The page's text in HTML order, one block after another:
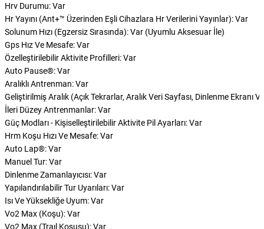
Hrv Durumu: Var
Hr Yayını (Ant+™ Üzerinden Eşli Cihazlara Hr Verilerini Yayınlar): Var
Solunum Hızı (Egzersiz Sırasında): Var (Uyumlu Aksesuar İle)
Gps Hız Ve Mesafe: Var
Özelleştirilebilir Aktivite Profilleri: Var
Auto Pause®: Var
Aralıklı Antrenman: Var
Geliştirilmiş Aralık (Açık Tekrarlar, Aralık Veri Sayfası, Dinlenme Ekranı
İleri Düzey Antrenmanlar: Var
Güç Modları - Kişiselleştirilebilir Aktivite Pil Ayarları: Var
Hrm Koşu Hızı Ve Mesafe: Var
Auto Lap®: Var
Manuel Tur: Var
Dinlenme Zamanlayıcısı: Var
Yapılandırılabilir Tur Uyarıları: Var
Isı Ve Yüksekliğe Uyum: Var
Vo2 Max (Koşu): Var
Vo2 Max (Traıl Koşusu): Var